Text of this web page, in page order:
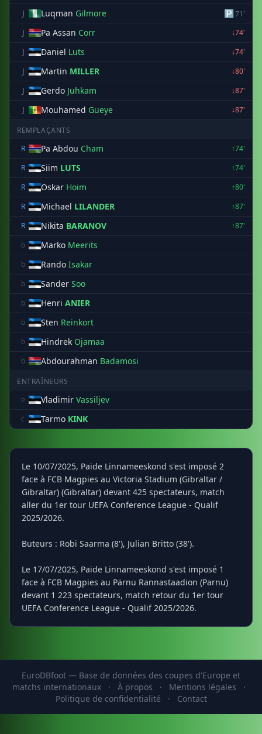
J Luqman Gilmore 🅿71'
J
Pa Assan Corr
↓74'
J
Daniel Luts
↓74'
J
Martin MILLER
↓80'
J
Gerdo Juhkam
↓87'
J
Mouhamed Gueye ↓87'
REMPLAÇANTS
R
Pa Abdou Cham
↑74'
R
Siim LUTS
↑74'
R
Oskar Hoim
↑80'
R
Michael LILANDER
↑87'
R
Nikita BARANOV
↑87'
b
Marko Meerits
b Rando Isakar
b Sander Soo
b Henri ANIER
b Sten Reinkort
b Hindrek Ojamaa
b Abdourahman Badamosi
ENTRAÎNEURS
e
Vladimir Vassiljev
c Tarmo KINK
Le 10/07/2025, Paide Linnameeskond s'est imposé 2
face à FCB Magpies au Victoria Stadium (Gibraltar /
Gibraltar) (Gibraltar) devant 425 spectateurs, match
aller du 1er tour UEFA Conference League - Qualif
2025/2026.
Buteurs : Robi Saarma (8'), Julian Britto (38').
Le 17/07/2025, Paide Linnameeskond s'est imposé 1
face à FCB Magpies au Pärnu Rannastaadion (Parnu)
devant 1 223 spectateurs, match retour du 1er tour
UEFA Conference League - Qualif 2025/2026.
EuroDBfoot — Base de données des coupes d'Europe et
matchs internationaux
· À propos · Mentions légales
·
Politique de confidentialité
· Contact